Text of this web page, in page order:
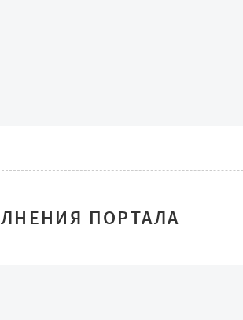
ПОРТАЛА